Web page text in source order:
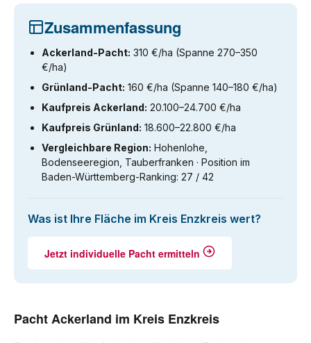
Zusammenfassung
Ackerland-Pacht: 310 €/ha (Spanne 270–350
€/ha)
Grünland-Pacht: 160 €/ha (Spanne 140–180 €/ha)
Kaufpreis Ackerland: 20.100–24.700 €/ha
Kaufpreis Grünland: 18.600–22.800 €/ha
Vergleichbare Region: Hohenlohe,
Bodenseeregion, Tauberfranken · Position im
Baden-Württemberg-Ranking: 27 / 42
Was ist Ihre Fläche im Kreis Enzkreis wert?
Jetzt individuelle Pacht ermitteln
Pacht Ackerland im Kreis Enzkreis